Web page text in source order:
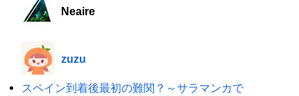
Neaire
zuzu
スペイン到着後最初の難関？～サラマンカで